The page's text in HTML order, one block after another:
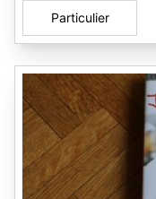
Particulier